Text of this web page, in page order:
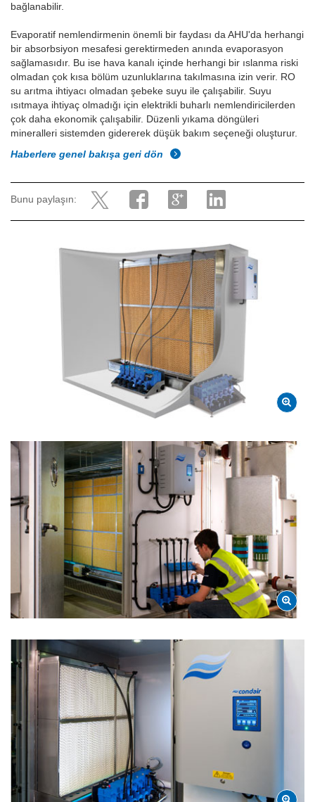
bağlanabilir.
Evaporatif nemlendirmenin önemli bir faydası da AHU'da herhangi
bir absorbsiyon mesafesi gerektirmeden anında evaporasyon
sağlamasıdır. Bu ise hava kanalı içinde herhangi bir ıslanma riski
olmadan çok kısa bölüm uzunluklarına takılmasına izin verir. RO
su arıtma ihtiyacı olmadan şebeke suyu ile çalışabilir. Suyu
ısıtmaya ihtiyaç olmadığı için elektrikli buharlı nemlendiricilerden
çok daha ekonomik çalışabilir. Düzenli yıkama döngüleri
mineralleri sistemden gidererek düşük bakım seçeneği oluşturur.
Haberlere genel bakışa geri dön
Bunu paylaşın: